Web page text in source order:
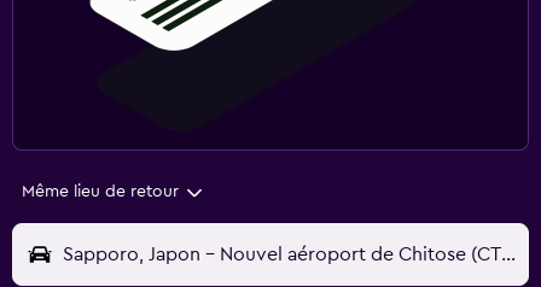
Même lieu de retour
Sapporo, Japon - Nouvel aéroport de Chitose (CTS)